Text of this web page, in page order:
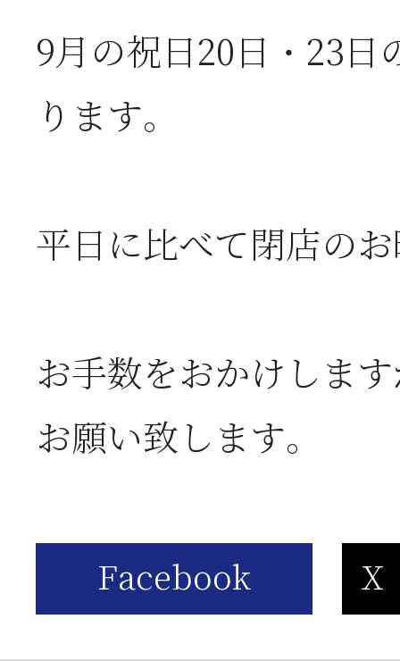
2026年06月28日
2026年06月05日
2026年06月03日
2026年05月23日
6
9月の祝日20日・23日
ります。
平日に比べて閉店の
お手数をおかけしま
お願い致します。